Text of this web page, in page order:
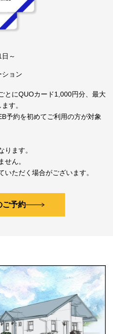
～
ション
とにQUOカード1,000円分、最大
す。
予約を初めてご利用の方が対象
ます。
ん。
ただく場合がございます。
ご予約